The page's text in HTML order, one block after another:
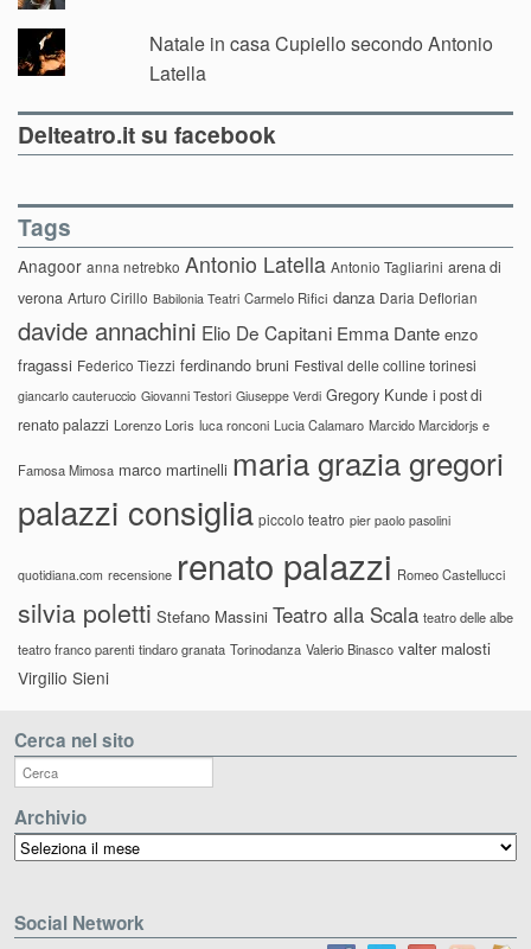
Natale in casa Cupiello secondo Antonio
Latella
Delteatro.it su facebook
Tags
Anagoor anna netrebko Antonio Latella Antonio Tagliarini arena di
verona Arturo Cirillo Babilonia Teatri Carmelo Rifici danza Daria Deflorian
davide annachini Elio De Capitani Emma Dante enzo
fragassi Federico Tiezzi ferdinando bruni Festival delle colline torinesi
giancarlo cauteruccio Giovanni Testori Giuseppe Verdi Gregory Kunde i post di
renato palazzi Lorenzo Loris luca ronconi Lucia Calamaro Marcido Marcidorjs e
Famosa Mimosa marco martinelli maria grazia gregori
palazzi consiglia piccolo teatro pier paolo pasolini
quotidiana.com recensione renato palazzi Romeo Castellucci
silvia poletti Stefano Massini Teatro alla Scala teatro delle albe
teatro franco parenti tindaro granata Torinodanza Valerio Binasco valter malosti
Virgilio Sieni
Cerca nel sito
Archivio
Archivio
Social Network